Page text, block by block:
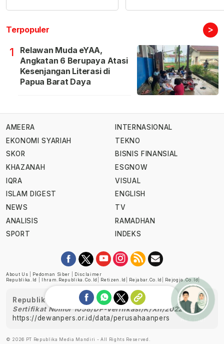
Terpopuler >
1
Relawan Muda eYAA,
Angkatan 6 Berupaya Atasi
Kesenjangan Literasi di
Papua Barat Daya
AMEERA
EKONOMI SYARIAH
SKOR
KHAZANAH
IQRA
ISLAM DIGEST
NEWS
ANALISIS
SPORT
INTERNASIONAL
TEKNO
BISNIS FINANSIAL
ESGNOW
VISUAL
ENGLISH
TV
RAMADHAN
INDEKS
About Us Pedoman Siber
Disclaimer
Republika.id
Ihram.republika.co.id Retizen.id Rejabar.co.id Rejogja.co.id |
Republika telah diverifikasi oleh Dewan Pers
Sertifikat Nomor 1058/DP-Verifikasi/K/XII/2022
https://dewanpers.or.id/data/perusahaanpers
© 2026 PT Republika Media Mandiri - All Rights Reserved.
Ask me!